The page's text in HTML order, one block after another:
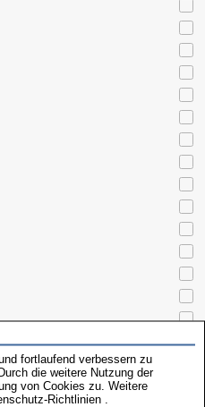
fortlaufend verbessern zu
die weitere Nutzung der
von Cookies zu. Weitere
Richtlinien